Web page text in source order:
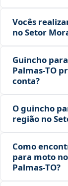
Vocês
no Setor
Guincho
Palmas‑TO
conta?
O guincho
região no
Como
para moto
Palmas‑TO?